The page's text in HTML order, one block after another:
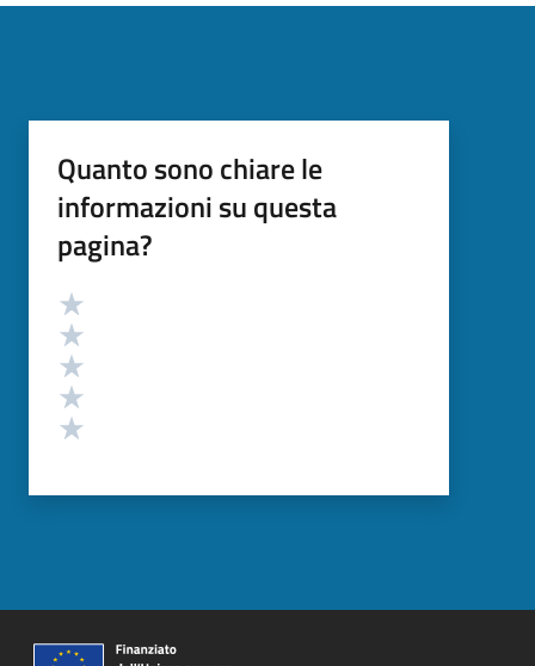
Quanto sono chiare le
informazioni su questa
pagina?
Valutazione